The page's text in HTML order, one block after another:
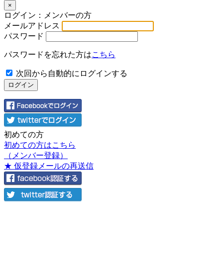
×
ログイン：メンバーの方
メールアドレス
パスワード
パスワードを忘れた方はこちら
次回から自動的にログインする
初めての方
初めての方はこちら
（メンバー登録）
★ 仮登録メールの再送信